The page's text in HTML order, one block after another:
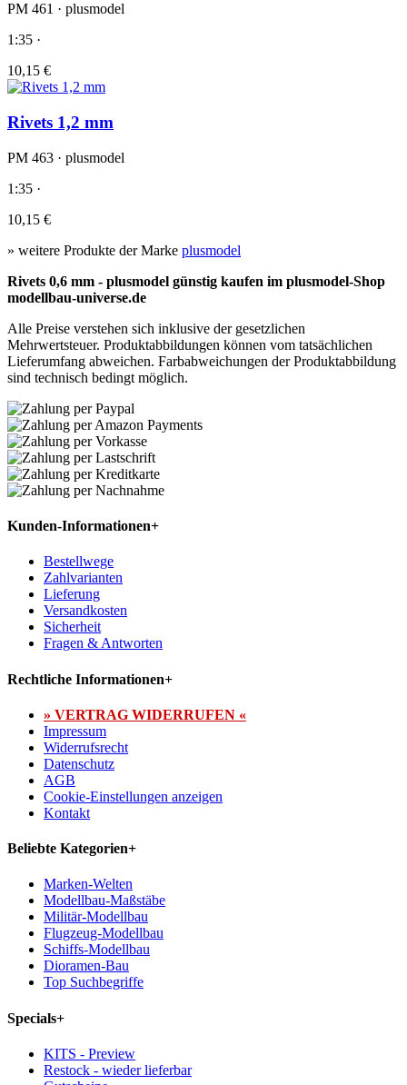
PM 461 · plusmodel
1:35 ·
10,15 €
Rivets 1,2 mm
PM 463 · plusmodel
1:35 ·
10,15 €
» weitere Produkte der Marke plusmodel
Rivets 0,6 mm - plusmodel günstig kaufen im plusmodel-Shop
modellbau-universe.de
Alle Preise verstehen sich inklusive der gesetzlichen
Mehrwertsteuer. Produktabbildungen können vom tatsächlichen
Lieferumfang abweichen. Farbabweichungen der Produktabbildung
sind technisch bedingt möglich.
Kunden-Informationen+
Bestellwege
Zahlvarianten
Lieferung
Versandkosten
Sicherheit
Fragen & Antworten
Rechtliche Informationen+
» VERTRAG WIDERRUFEN «
Impressum
Widerrufsrecht
Datenschutz
AGB
Cookie-Einstellungen anzeigen
Kontakt
Beliebte Kategorien+
Marken-Welten
Modellbau-Maßstäbe
Militär-Modellbau
Flugzeug-Modellbau
Schiffs-Modellbau
Dioramen-Bau
Top Suchbegriffe
Specials+
KITS - Preview
Restock - wieder lieferbar